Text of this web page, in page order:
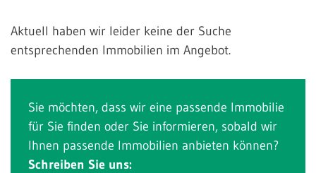
Aktuell haben wir leider keine der Suche
entsprechenden Immobilien im Angebot.
Sie möchten, dass wir eine passende Immobilie
für Sie finden oder Sie informieren, sobald wir
Ihnen passende Immobilien anbieten können?
Schreiben Sie uns: